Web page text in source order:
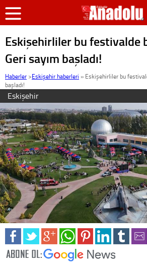
Eskişehirliler bu festivalde
Geri sayım başladı!
Haberler >Eskişehir haberleri » Eskişehirliler bu
başladı!
Eskişehir